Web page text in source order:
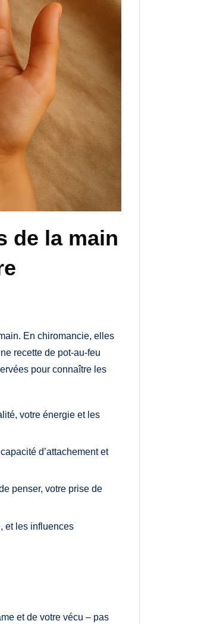
de la main
En chiromancie, elles
recette de pot-au-feu
pour connaître les
votre énergie et les
d’attachement et
penser, votre prise de
et les influences
et de votre vécu – pas